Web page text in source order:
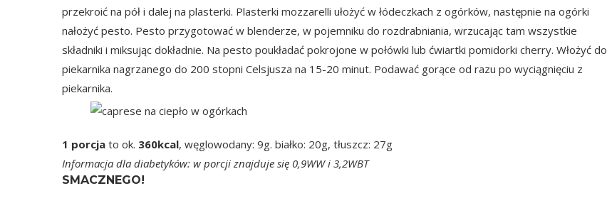
przekroić na pół i dalej na plasterki. Plasterki mozzarelli ułożyć w łódeczkach z ogórków, następnie na ogórki
nałożyć pesto. Pesto przygotować w blenderze, w pojemniku do rozdrabniania, wrzucając tam wszystkie
składniki i miksując dokładnie. Na pesto poukładać pokrojone w połówki lub ćwiartki pomidorki cherry. Włożyć do
piekarnika nagrzanego do 200 stopni Celsjusza na 15-20 minut. Podawać gorące od razu po wyciągnięciu z
piekarnika.
1 porcja to ok. 360kcal, węglowodany: 9g. białko: 20g, tłuszcz: 27g
Informacja dla diabetyków: w porcji znajduje się 0,9WW i 3,2WBT
SMACZNEGO!